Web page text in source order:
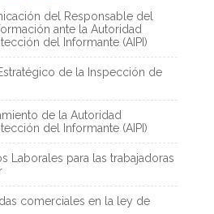
del Responsable del
ante la Autoridad
del Informante (AIPI)
de la Inspección de
de la Autoridad
del Informante (AIPI)
Laborales para las trabajadoras
comerciales en la ley de